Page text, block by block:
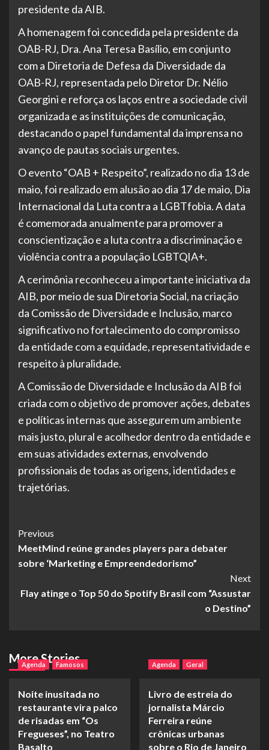
presidente da AIB.
A homenagem foi concedida pela presidente da
OAB-RJ, Dra. Ana Teresa Basílio, em conjunto
com a Diretoria de Defesa da Diversidade da
OAB-RJ, representada pelo Diretor Dr. Nélio
Georgini e reforça os laços entre a sociedade civil
organizada e as instituições de comunicação,
destacando o papel fundamental da imprensa no
avanço de pautas sociais urgentes.
O evento “OAB + Respeito”, realizado no dia 13 de
maio, foi realizado em alusão ao dia 17 de maio, Dia
Internacional da Luta contra a LGBTfobia. A data
é comemorada anualmente para promover a
conscientização e a luta contra a discriminação e
violência contra a população LGBTQIA+.
A cerimônia reconheceu a importante iniciativa da
AIB, por meio de sua Diretoria Social, na criação
da Comissão de Diversidade e Inclusão, marco
significativo no fortalecimento do compromisso
da entidade com a equidade, representatividade e
respeito à pluralidade.
A Comissão de Diversidade e Inclusão da AIB foi
criada com o objetivo de promover ações, debates
e políticas internas que assegurem um ambiente
mais justo, plural e acolhedor dentro da entidade e
em suas atividades externas, envolvendo
profissionais de todas as origens, identidades e
trajetórias.
Post
Navigation
Previous
MeetMind reúne grandes players para debater
sobre ‘Marketing e Empreendedorismo”
Next
Flay atinge o Top 50 do Spotify Brasil com “Assustar
o Destino”
More Stories
Agenda Famosos
Noite inusitada no
restaurante vira palco
de risadas em “Os
Fregueses”, no Teatro
Basalto
Agenda Geral
Livro de estreia do
jornalista Márcio
Ferreira reúne
crônicas urbanas
sobre o Rio de Janeiro